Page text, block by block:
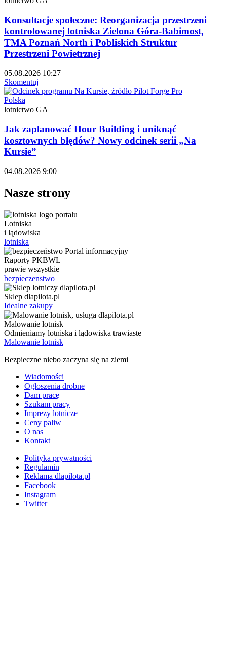
Konsultacje społeczne: Reorganizacja przestrzeni
kontrolowanej lotniska Zielona Góra-Babimost,
TMA Poznań North i Pobliskich Struktur
Przestrzeni Powietrznej
05.08.2026 10:27
Skomentuj
Polska
lotnictwo GA
Jak zaplanować Hour Building i uniknąć
kosztownych błędów? Nowy odcinek serii „Na
Kursie”
04.08.2026 9:00
Nasze strony
Lotniska
i lądowiska
lotniska
Raporty PKBWL
prawie wszystkie
bezpieczenstwo
Sklep dlapilota.pl
Idealne zakupy
Malowanie lotnisk
Odmieniamy lotniska i lądowiska trawiaste
Malowanie lotnisk
Bezpieczne niebo zaczyna się na ziemi
Wiadomości
Ogłoszenia drobne
Dam pracę
Szukam pracy
Imprezy lotnicze
Ceny paliw
O nas
Kontakt
Polityka prywatności
Regulamin
Reklama dlapilota.pl
Facebook
Instagram
Twitter